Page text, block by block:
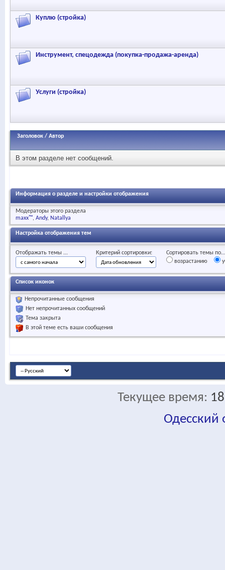
Куплю (стройка)
Инструмент, спецодежда (покупка-продажа-аренда)
Услуги (стройка)
Заголовок / Автор
В этом разделе нет сообщений.
Информация о разделе и настройки отображения
Модераторы этого раздела
maxx™ Andy Natallya
Настройка отображения тем
Отображать темы ... Критерий сортировки:
Сортировать темы по...
возрастанию
Список иконок
Непрочитанные сообщения
Нет непрочитанных сообщений
Тема закрыта
В этой теме есть ваши сообщения
Текущее время:
Одесский